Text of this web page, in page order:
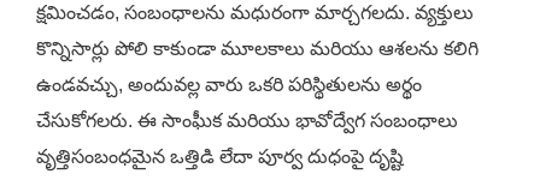
క్షమించడం, సంబంధాలను మధురంగా మార్చగలదు. వ్యక్తులు
కొన్నిసార్లు పోలి కాకుండా మూలకాలు మరియు ఆశలను కలిగి
ఉండవచ్చు, అందువల్ల వారు ఒకరి పరిస్థితులను అర్థం
చేసుకోగలరు. ఈ సాంఘీక మరియు భావోద్వేగ సంబంధాలు
వృత్తిసంబంధమైన ఒత్తిడి లేదా పూర్వ దుధంపై దృష్టి